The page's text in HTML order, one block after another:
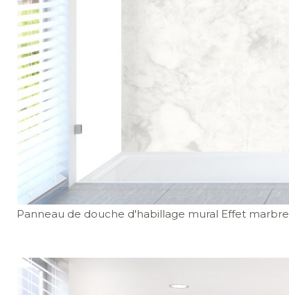
Panneau de douche d'habillage mural Effet marbre